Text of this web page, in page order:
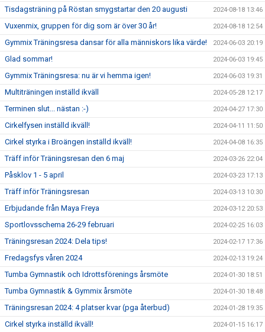
Tisdagsträning på Röstan smygstartar den 20 augusti 2024-08-18 13:46
Vuxenmix, gruppen för dig som är över 30 år! 2024-08-18 12:54
Gymmix Träningsresa dansar för alla människors lika värde! 2024-06-03 20:19
Glad sommar! 2024-06-03 19:45
Gymmix Träningsresa: nu är vi hemma igen! 2024-06-03 19:31
Multiträningen inställd ikväll 2024-05-28 12:17
Terminen slut... nästan :-) 2024-04-27 17:30
Cirkelfysen inställd ikväll! 2024-04-11 11:50
Cirkel styrka i Broängen inställd ikväll! 2024-04-08 16:35
Träff inför Träningsresan den 6 maj 2024-03-26 22:04
Påsklov 1 - 5 april 2024-03-23 17:13
Träff inför Träningsresan 2024-03-13 10:30
Erbjudande från Maya Freya 2024-03-12 20:53
Sportlovsschema 26-29 februari 2024-02-25 16:03
Träningsresan 2024: Dela tips! 2024-02-17 17:36
Fredagsfys våren 2024 2024-02-13 19:24
Tumba Gymnastik och Idrottsförenings årsmöte 2024-01-30 18:51
Tumba Gymnastik & Gymmix årsmöte 2024-01-30 18:48
Träningsresan 2024: 4 platser kvar (pga återbud) 2024-01-28 19:35
Cirkel styrka inställd ikväll! 2024-01-15 16:17